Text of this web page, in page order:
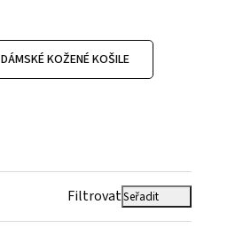
DÁMSKÉ KOŽENÉ KOŠILE
FiltrovatSeřadit